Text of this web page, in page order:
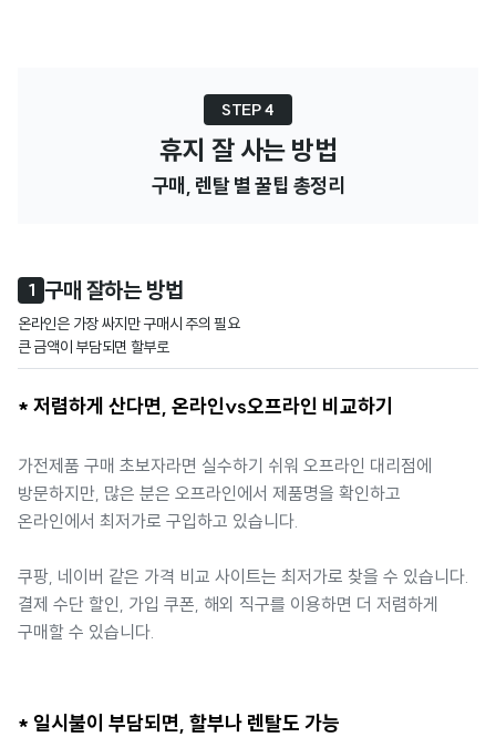
STEP 4
휴지 잘 사는 방법
구매, 렌탈 별 꿀팁 총정리
1 구매 잘하는 방법
온라인은 가장 싸지만 구매시 주의 필요
큰 금액이 부담되면 할부로
* 저렴하게 산다면, 온라인vs오프라인 비교하기
가전제품 구매 초보자라면 실수하기 쉬워 오프라인 대리점에
방문하지만, 많은 분은 오프라인에서 제품명을 확인하고
온라인에서 최저가로 구입하고 있습니다.
쿠팡, 네이버 같은 가격 비교 사이트는 최저가로 찾을 수 있습니다.
결제 수단 할인, 가입 쿠폰, 해외 직구를 이용하면 더 저렴하게
구매할 수 있습니다.
* 일시불이 부담되면, 할부나 렌탈도 가능